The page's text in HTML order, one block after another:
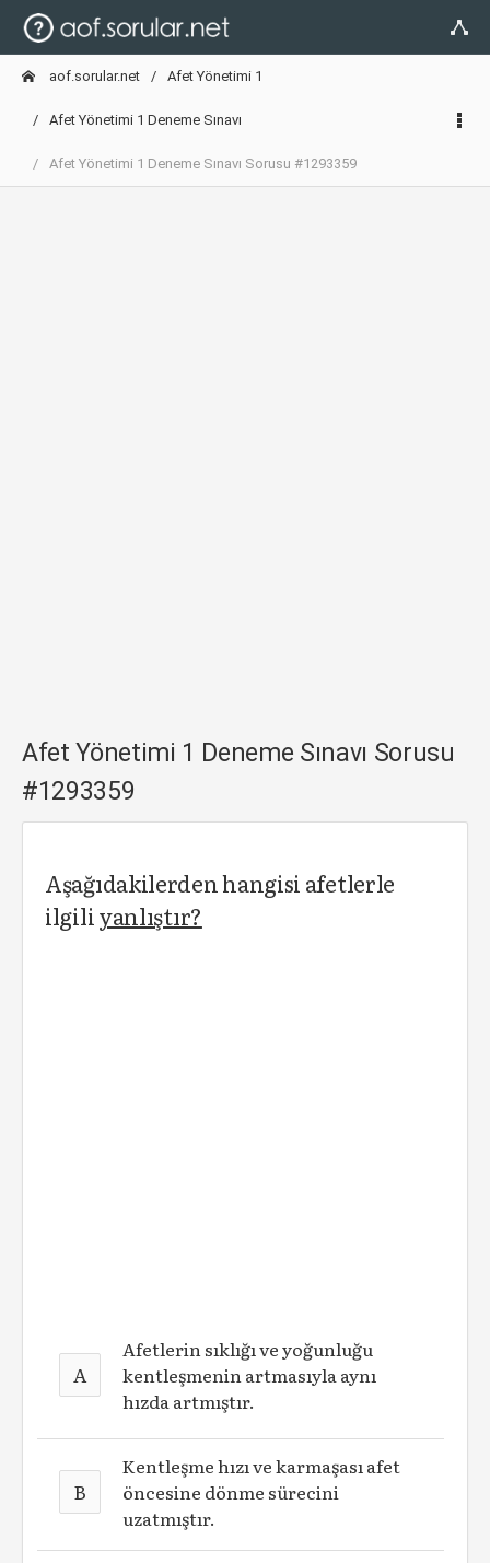
aof.sorular.net Afet Yönetimi 1
Afet Yönetimi 1 Deneme Sınavı
Afet Yönetimi 1 Deneme Sınavı Sorusu #1293359
Afet Yönetimi 1 Deneme Sınavı Sorusu
#1293359
Aşağıdakilerden hangisi afetlerle
ilgiliyanlıştır?
A
Afetlerin sıklığı ve yoğunluğu
kentleşmenin artmasıyla aynı
hızda artmıştır.
B
Kentleşme hızı ve karmaşası afet
öncesine dönme sürecini
uzatmıştır.